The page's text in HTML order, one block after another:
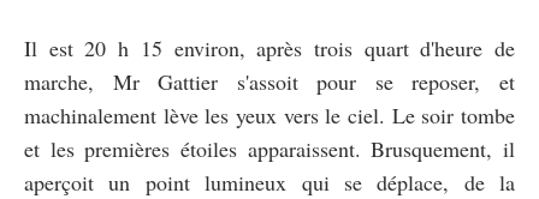
Il est 20 h 15 environ, après trois quart d'heure de
marche, Mr Gattier s'assoit pour se reposer, et
machinalement lève les yeux vers le ciel. Le soir tombe
et les premières étoiles apparaissent. Brusquement, il
aperçoit un point lumineux qui se déplace, de la